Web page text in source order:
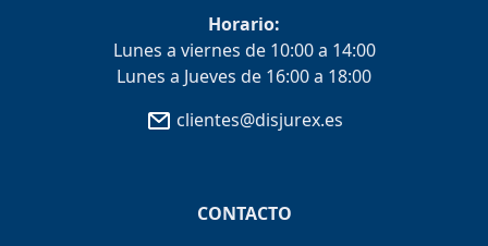
Horario:
Lunes a viernes de 10:00 a 14:00
Lunes a Jueves de 16:00 a 18:00
clientes@disjurex.es
CONTACTO